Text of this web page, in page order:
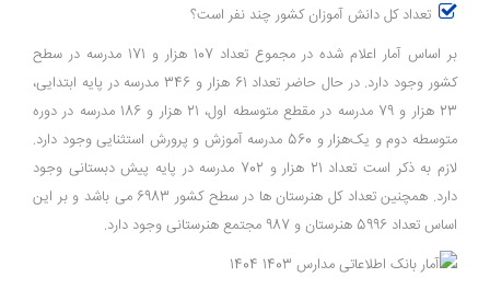
تعداد کل دانش آموزان کشور چند نفر است؟
بر اساس آمار اعلام شده در مجموع تعداد 107 هزار و 171 مدرسه در سطح
کشور وجود دارد. در حال حاضر تعداد 61 هزار و 346 مدرسه در پایه ابتدایی،
23 هزار و 79 مدرسه در مقطع متوسطه اول، 21 هزار و 186 مدرسه در دوره
متوسطه دوم و یک‌هزار و 560 مدرسه آموزش و پرورش استثنایی وجود دارد.
لازم به ذکر است تعداد 21 هزار و 702 مدرسه در پایه پیش دبستانی وجود
دارد. همچنین تعداد کل هنرستان ها در سطح کشور 6983 می باشد و بر این
اساس تعداد 5996 هنرستان و 987 مجتمع هنرستانی وجود دارد.